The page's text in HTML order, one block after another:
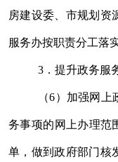
房建设委、市规划资
服务办按职责分工落实
3 ．提升政务服
（6）加强网上
务事项的网上办理范
单，做到政府部门核